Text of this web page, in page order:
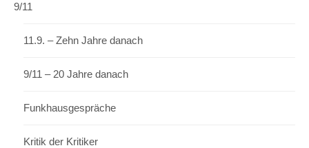
9/11
11.9. – Zehn Jahre danach
9/11 – 20 Jahre danach
Funkhausgespräche
Kritik der Kritiker